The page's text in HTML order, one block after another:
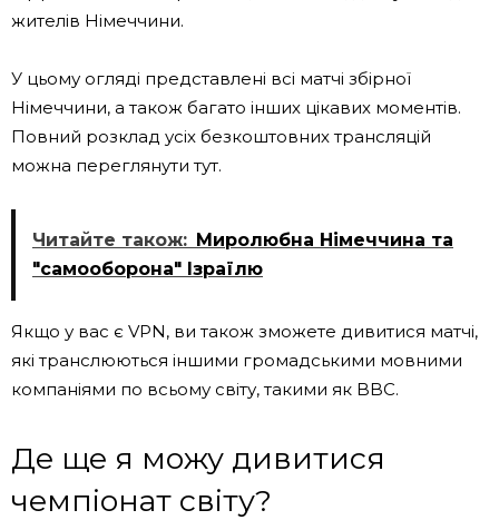
жителів Німеччини.
У цьому огляді представлені всі матчі збірної
Німеччини, а також багато інших цікавих моментів.
Повний розклад усіх безкоштовних трансляцій
можна переглянути тут.
Читайте також: Миролюбна Німеччина та
"самооборона" Ізраїлю
Якщо у вас є VPN, ви також зможете дивитися матчі,
які транслюються іншими громадськими мовними
компаніями по всьому світу, такими як BBC.
Де ще я можу дивитися
чемпіонат світу?